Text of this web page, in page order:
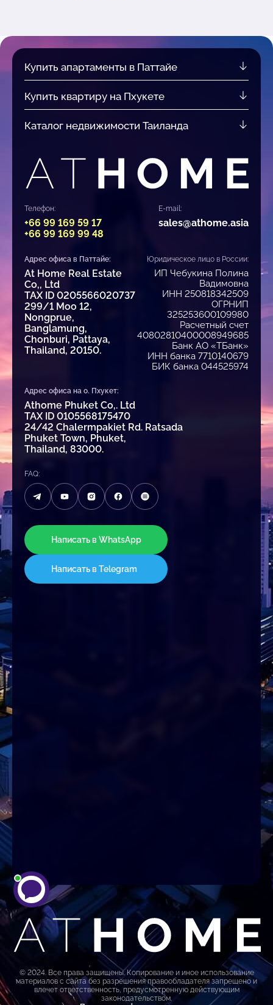
Купить апартаменты в Паттайе
Купить квартиру на Пхукете
Каталог недвижимости Таиланда
Телефон:
+66 99 169 59 17
+66 99 169 99 48
E-mail:
sales@athome.asia
Адрес офиса в Паттайе:
At Home Real Estate
Co,, Ltd
TAX ID 0205566020737
299/1 Moo 12,
Nongprue,
Banglamung,
Chonburi, Pattaya,
Thailand, 20150.
Юридическое лицо в России:
ИП Чебукина Полина
Вадимовна
ИНН 250818342509
ОГРНИП
325253600109980
Расчетный счет
40802810400008949685
Банк АО «ТБанк»
ИНН банка 7710140679
БИК банка 044525974
Адрес офиса на о. Пхукет:
Athome Phuket Co,. Ltd
TAX ID 0105568175470
24/42 Chalermpakiet Rd. Ratsada
Phuket Town, Phuket,
Thailand, 83000.
FAQ:
Написать в WhatsApp
Написать в Telegram
© 2024. Все права защищены. Копирование и иное использование
материалов с сайта без разрешения правообладателя запрещено и
влечет ответственность, предусмотренную действующим
законодательством.